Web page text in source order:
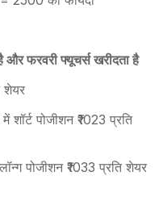
और फरवरी फ्यूचर्स खरीदता है
शेयर
पोजीशन ₹1023 प्रति
पोजीशन ₹1033 प्रति शेयर